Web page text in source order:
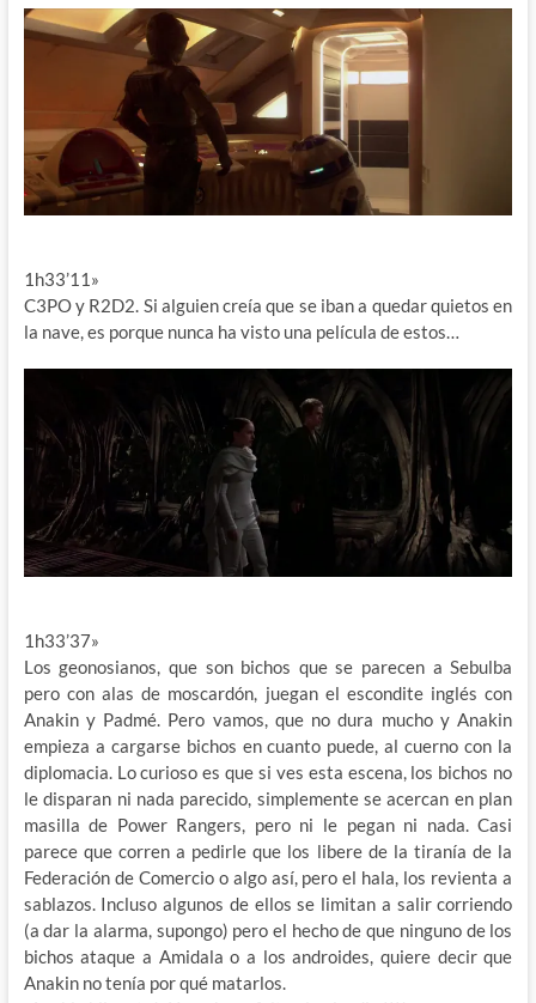
1h33’11»
C3PO y R2D2. Si alguien creía que se iban a quedar quietos en
la nave, es porque nunca ha visto una película de estos…
1h33’37»
Los geonosianos, que son bichos que se parecen a Sebulba
pero con alas de moscardón, juegan el escondite inglés con
Anakin y Padmé. Pero vamos, que no dura mucho y Anakin
empieza a cargarse bichos en cuanto puede, al cuerno con la
diplomacia. Lo curioso es que si ves esta escena, los bichos no
le disparan ni nada parecido, simplemente se acercan en plan
masilla de Power Rangers, pero ni le pegan ni nada. Casi
parece que corren a pedirle que los libere de la tiranía de la
Federación de Comercio o algo así, pero el hala, los revienta a
sablazos. Incluso algunos de ellos se limitan a salir corriendo
(a dar la alarma, supongo) pero el hecho de que ninguno de los
bichos ataque a Amidala o a los androides, quiere decir que
Anakin no tenía por qué matarlos.